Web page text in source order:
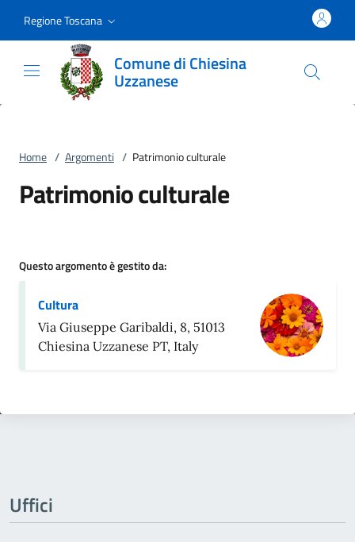
Regione Toscana
Comune di Chiesina
Uzzanese
Home / Argomenti / Patrimonio culturale
Patrimonio culturale
Questo argomento è gestito da:
Cultura
Via Giuseppe Garibaldi, 8, 51013
Chiesina Uzzanese PT, Italy
Uffici